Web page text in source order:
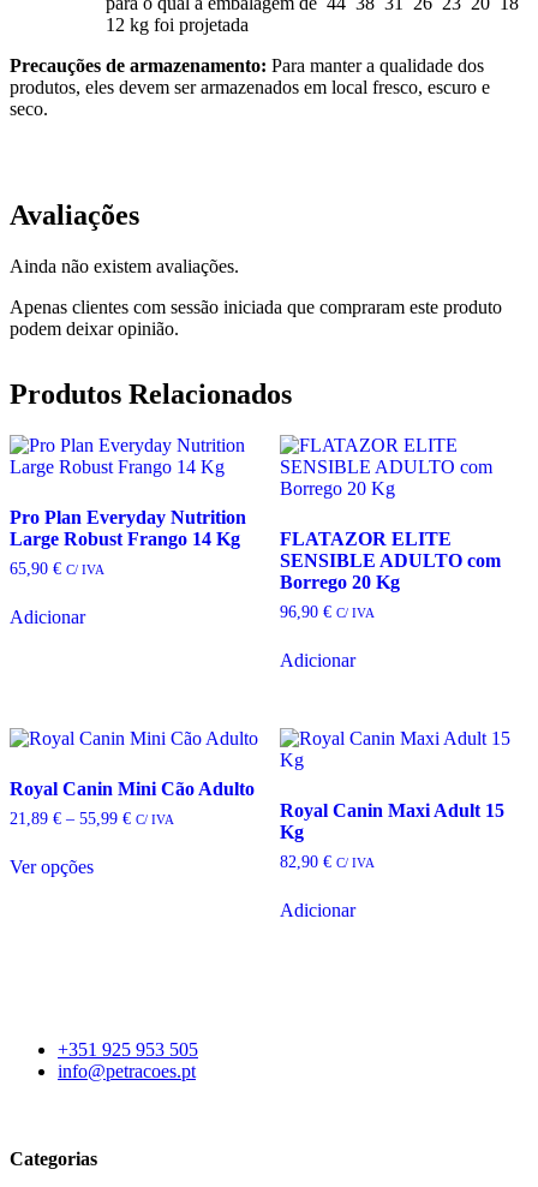
12 kg foi projetada
Precauções de armazenamento: Para manter a qualidade dos
produtos, eles devem ser armazenados em local fresco, escuro e
seco.
Avaliações
Ainda não existem avaliações.
Apenas clientes com sessão iniciada que compraram este produto
podem deixar opinião.
Produtos Relacionados
Pro Plan Everyday Nutrition
Large Robust Frango 14 Kg
65,90 € C/ IVA
Adicionar
FLATAZOR ELITE
SENSIBLE ADULTO com
Borrego 20 Kg
96,90 € C/ IVA
Adicionar
Royal Canin Mini Cão Adulto
21,89 € – 55,99 €Price
C/ IVA
Ver opções
chosen
page
Royal Canin Maxi Adult 15
Kg
82,90 € C/ IVA
Adicionar
+351 925 953 505
info@petracoes.pt
Categorias